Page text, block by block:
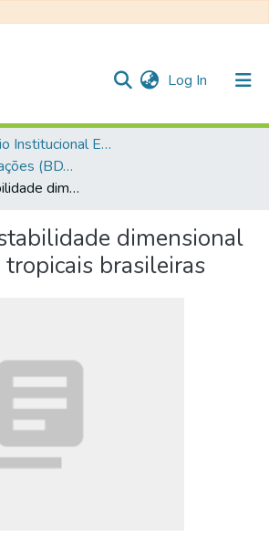
Log In (current)
Repositório Institucional EESC
Teses e Dissertações (BDTD USP)
Estudo da estabilidade dimensional de madeiras tropicais brasileiras
dimensional
brasileiras